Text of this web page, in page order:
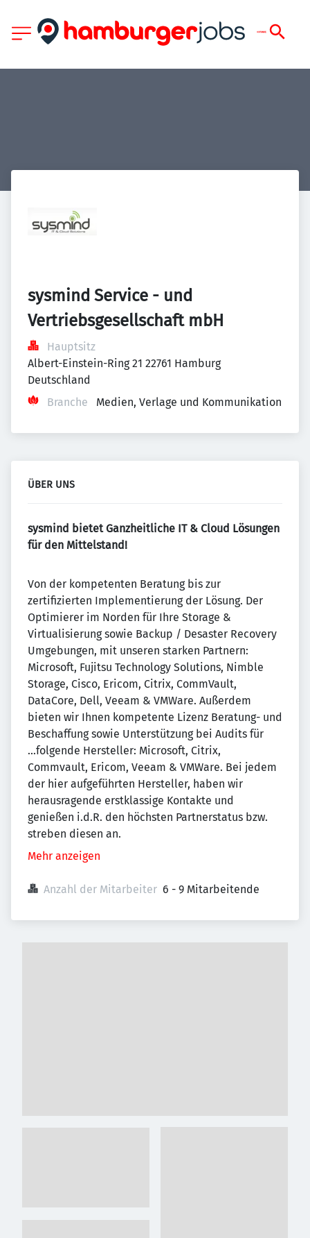
sysmind Service - und
Vertriebsgesellschaft mbH
Hauptsitz
Albert-Einstein-Ring 21 22761 Hamburg
Deutschland
Branche
Medien, Verlage und Kommunikation
ÜBER UNS
sysmind bietet Ganzheitliche IT & Cloud Lösungen
für den Mittelstand!
Von der kompetenten Beratung bis zur
zertifizierten Implementierung der Lösung. Der
Optimierer im Norden für Ihre Storage &
Virtualisierung sowie Backup / Desaster Recovery
Umgebungen, mit unseren starken Partnern:
Microsoft, Fujitsu Technology Solutions, Nimble
Storage, Cisco, Ericom, Citrix, CommVault,
DataCore, Dell, Veeam & VMWare. Außerdem
bieten wir Ihnen kompetente Lizenz Beratung- und
Beschaffung sowie Unterstützung bei Audits für
...folgende Hersteller: Microsoft, Citrix,
Commvault, Ericom, Veeam & VMWare. Bei jedem
der hier aufgeführten Hersteller, haben wir
herausragende erstklassige Kontakte und
genießen i.d.R. den höchsten Partnerstatus bzw.
streben diesen an.
Mehr anzeigen
Anzahl der Mitarbeiter 6 - 9 Mitarbeitende